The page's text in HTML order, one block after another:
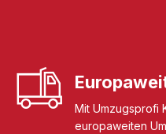
Mit Umzugsprofi
europaweiten